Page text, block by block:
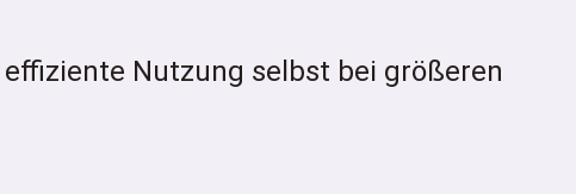
Nutzung selbst bei größeren